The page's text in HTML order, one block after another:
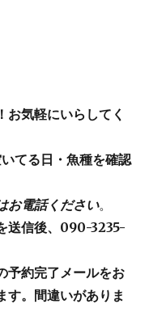
気軽にいらしてく
てる日・魚種を確認
お電話ください。
送信後、090-3235-
予約完了メールをお
す。間違いがありま